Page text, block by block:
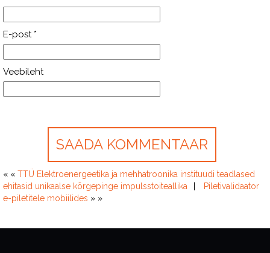
E-post *
Veebileht
« « TTÜ Elektroenergeetika ja mehhatroonika instituudi teadlased
ehitasid unikaalse kõrgepinge impulsstoiteallika
Piletivalidaator
e-piletitele mobiilides » »